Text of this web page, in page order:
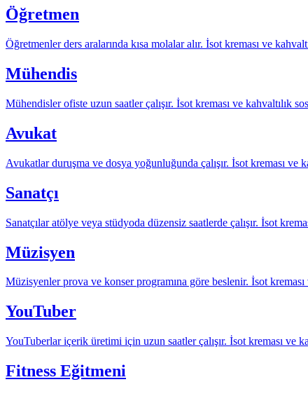
Öğretmen
Öğretmenler ders aralarında kısa molalar alır. İsot kreması ve
Mühendis
Mühendisler ofiste uzun saatler çalışır. İsot kreması ve kahvaltılık
Avukat
Avukatlar duruşma ve dosya yoğunluğunda çalışır. İsot kreması ve
Sanatçı
Sanatçılar atölye veya stüdyoda düzensiz saatlerde çalışır. İsot
Müzisyen
Müzisyenler prova ve konser programına göre beslenir. İsot
YouTuber
YouTuberlar içerik üretimi için uzun saatler çalışır. İsot kreması ve
Fitness Eğitmeni